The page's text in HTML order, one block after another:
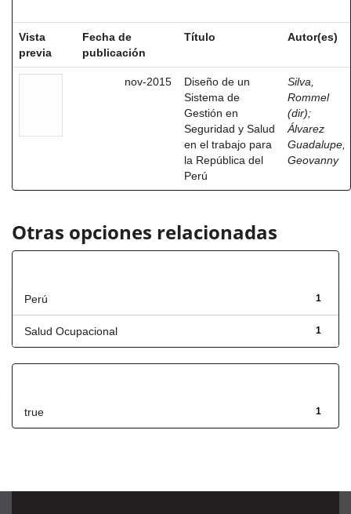
Vista
previa
Fecha de
publicación
Título Autor(es)
nov-2015
Diseño de un
Sistema de
Gestión en
Seguridad y Salud
en el trabajo para
la República del
Perú
Silva,
Rommel
(dir);
Álvarez
Guadalupe,
Geovanny
Otras opciones relacionadas
1
Perú
1
Salud Ocupacional
1
true